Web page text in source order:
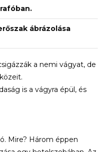
ábrázolása
a nemi vágyat, de
is a vágyra épül, és
Mire? Három éppen